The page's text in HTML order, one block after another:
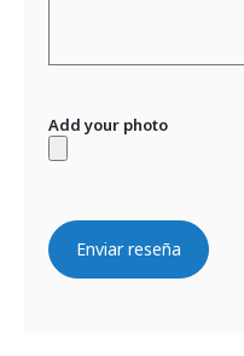
Add your photo
Enviar reseña